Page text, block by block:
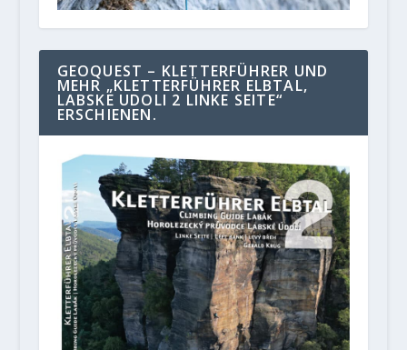
GEOQUEST – KLETTERFÜHRER UND
MEHR „KLETTERFÜHRER ELBTAL,
LABSKE UDOLI 2 LINKE SEITE“
ERSCHIENEN.